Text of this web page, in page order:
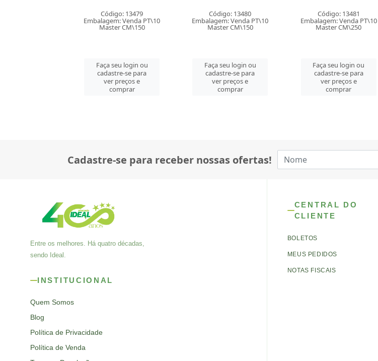
Código: 13480
Embalagem: Venda PT\10
Master CM\150
Faça seu login ou
cadastre-se para
ver preços e
comprar
Código: 13481
Embalagem: Venda PT\10
Master CM\250
Faça seu login ou
cadastre-se para
ver preços e
comprar
Código: 13482
Embalagem: Venda PT\10
Master CM\250
Faça seu login ou
cadastre-se para
ver preços e
comprar
Cadastre-se para receber nossas ofertas!
Entre os melhores. Há quatro décadas,
sendo Ideal.
INSTITUCIONAL
Quem Somos
Blog
Política de Privacidade
Política de Venda
CENTRAL DO
CLIENTE
BOLETOS
MEUS PEDIDOS
NOTAS FISCAIS